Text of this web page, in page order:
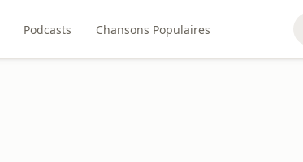
Podcasts Chansons Populaires